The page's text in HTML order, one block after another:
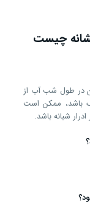
چیست
در طول شب آب از
باشد، ممکن است
شبانه باشد.